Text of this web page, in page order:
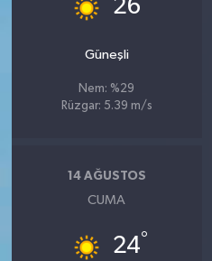
26
Güneşli
Nem: %29
Rüzgar: 5.39 m/s
14 AĞUSTOS
CUMA
24°